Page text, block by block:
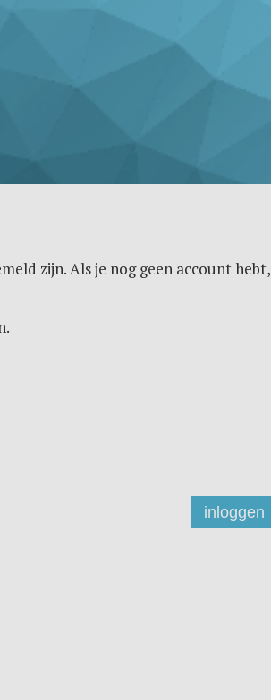
zijn. Als je nog geen account hebt,
inloggen